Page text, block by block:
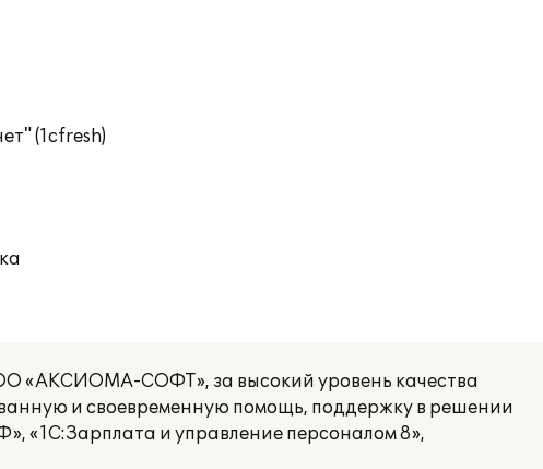
(1cfresh)
«АКСИОМА-СОФТ», за высокий уровень качества
и своевременную помощь, поддержку в решении
«1С:Зарплата и управление персоналом 8»,